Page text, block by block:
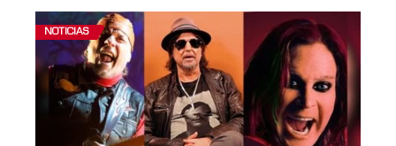
NOTICIAS